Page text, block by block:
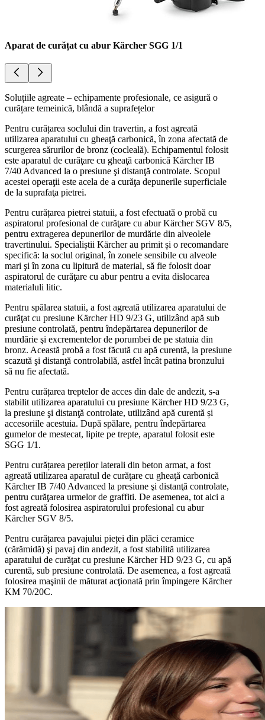
Aparat de curățat cu abur Kärcher SGG 1/1
Soluțiile agreate – echipamente profesionale, ce asigură o
curățare temeinică, blândă a suprafețelor
Pentru curățarea soclului din travertin, a fost agreată
utilizarea aparatului cu gheaţă carbonică, în zona afectată de
scurgerea sărurilor de bronz (cocleală). Echipamentul folosit
este aparatul de curăţare cu gheaţă carbonică Kärcher IB
7/40 Advanced la o presiune şi distanţă controlate. Scopul
acestei operaţii este acela de a curăţa depunerile superficiale
de la suprafaţa pietrei.
Pentru curățarea pietrei statuii, a fost efectuată o probă cu
aspiratorul profesional de curăţare cu aburKärcher SGV 8/5,
pentru extragerea depunerilor de murdărie din alveolele
travertinului. Specialiștii Kärcher au primit și o recomandare
specifică: la soclul original, în zonele sensibile cu alveole
mari şi în zona cu lipitură de material, să fie folosit doar
aspiratorul de curăţare cu abur pentru a evita dislocarea
materialuli litic.
Pentru spălarea statuii, a fost agreată utilizarea aparatului de
curăţat cu presiune Kärcher HD 9/23 G, utilizând apă sub
presiune controlată, pentru îndepărtarea depunerilor de
murdărie şi excrementelor de porumbei de pe statuia din
bronz. Această probă a fost făcută cu apă curentă, la presiune
scazută şi distanţă controlabilă, astfel încât patina bronzului
să nu fie afectată.
Pentru curățarea treptelor de acces din dale de andezit, s-a
stabilit utilizarea aparatului cu presiune Kärcher HD 9/23 G,
la presiune şi distanţă controlate, utilizând apă curentă și
accesoriile acestuia. După spălare, pentru îndepărtarea
gumelor de mestecat, lipite pe trepte, aparatul folosit este
SGG 1/1 .
Pentru curățarea pereților laterali din beton armat, a fost
agreată utilizarea aparatul de curăţare cu gheaţă carbonică
Kärcher IB 7/40 Advanced la presiune şi distanţă controlate,
pentru curăţarea urmelor de graffiti. De asemenea, tot aici a
fost agreată folosirea aspiratorului profesional cu abur
Kärcher SGV 8/5.
Pentru curățarea pavajului pieței din plăci ceramice
(cărămidă) şi pavaj din andezit, a fost stabilită utilizarea
aparatului de curăţat cu presiune Kärcher HD 9/23 G, cu apă
curentă, sub presiune controlată. De asemenea, a fost agreată
folosirea maşinii de măturat acţionată prin împingere Kärcher
KM 70/20C.